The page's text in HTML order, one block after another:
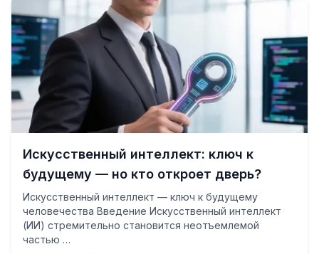
Искусственный интеллект: ключ к
будущему — но кто откроет дверь?
Искусственный интеллект — ключ к будущему
человечества Введение Искусственный интеллект
(ИИ) стремительно становится неотъемлемой
частью …